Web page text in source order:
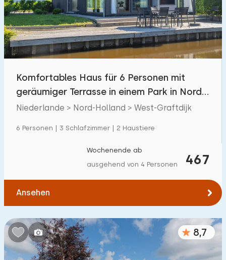
Schwimmbad 25
Eingezäunter Garten 0
Haustierfrei 3
Ladestation Auto
€ 0 — € 1000+
Schlafzimmern:
1 2 3 4
Komfortables Haus für 6 Personen mit
geräumiger Terrasse in einem Park in Nord-
Holland
Niederlande > Nord-Holland > West-Graftdijk
6 Personen | 3 Schlafzimmer | 2 Haustiere
467
Wochenende ab
ausgehend von 4 Personen
Ansehen
8,7